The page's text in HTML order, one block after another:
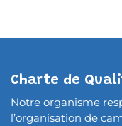
Charte de
Notre organisme
l’organisation de